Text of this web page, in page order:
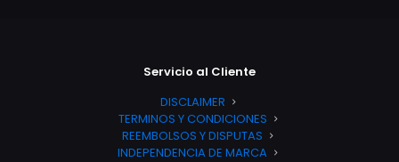
Servicio al Cliente
DISCLAIMER
TERMINOS Y CONDICIONES
REEMBOLSOS Y DISPUTAS
INDEPENDENCIA DE MARCA